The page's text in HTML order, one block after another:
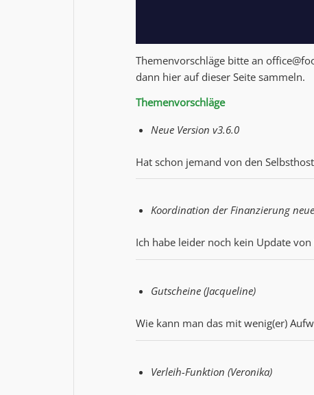
Themenvorschläge bitte an
dann hier auf dieser Seite sammeln.
Themenvorschläge
Neue Version v3.6.0
Hat schon jemand von den
Koordination der Finanzierung
Ich habe leider noch kein Update
Gutscheine (Jacqueline)
Wie kann man das mit wenig(er)
Verleih-Funktion (Veronika)